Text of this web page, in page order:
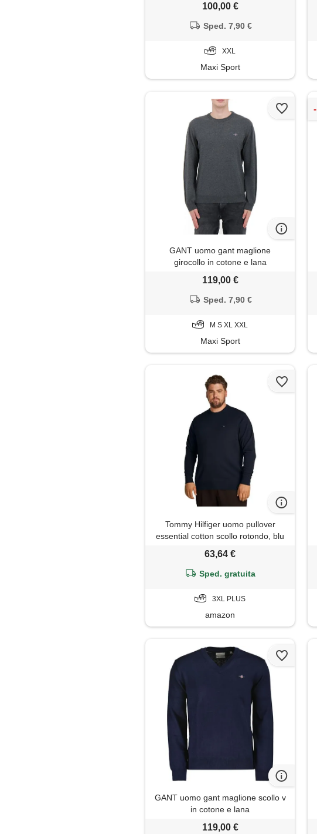
100,00 €
Sped. 7,90 €
XXL
Maxi Sport
GANT uomo gant maglione
girocollo in cotone e lana
119,00 €
Sped. 7,90 €
M S XL XXL
Maxi Sport
Tommy Hilfiger uomo pullover
essential cotton scollo rotondo, blu
63,64 €
Sped. gratuita
3XL PLUS
amazon
GANT uomo gant maglione scollo v
in cotone e lana
119,00 €